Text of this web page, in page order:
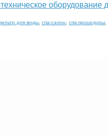
оборудование
для воды спа-салон спа-процедуры